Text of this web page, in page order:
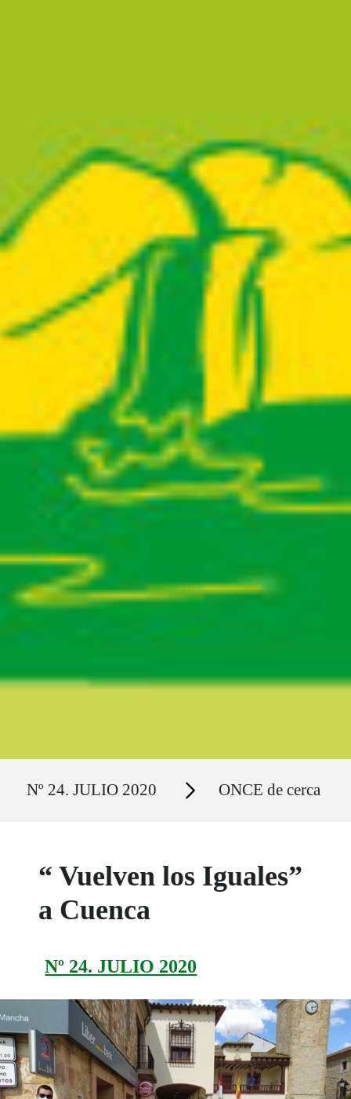
Nº 24. JULIO 2020 Secciones ONCE de cerca
“ Vuelven los Iguales”
a Cuenca
Nº 24. JULIO 2020